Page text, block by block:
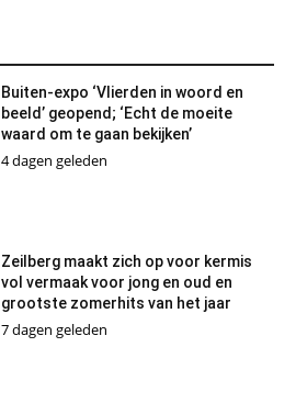
Buiten-expo ‘Vlierden in woord en
beeld’ geopend; ‘Echt de moeite
waard om te gaan bekijken’
4 dagen geleden
Zeilberg maakt zich op voor kermis
vol vermaak voor jong en oud en
grootste zomerhits van het jaar
7 dagen geleden